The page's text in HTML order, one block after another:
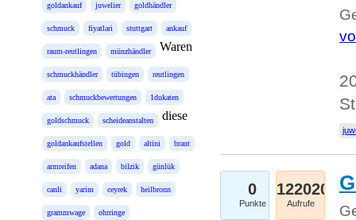
goldankauf juwelier goldhändler
schmuck fiyatlari stuttgart ankauf
raum-reutlingen münzhändler
schmuckhändler tübingen reutlingen
ata schmuckbewertungen 1dukaten
goldschmuck scheideanstalten
goldankaufstellen gold altini braut
armreifen adana bilzik günlük
canli yarim ceyrek heilbronn
grammwage ohrringe
Waren
diese
0
Punkte
122020
Aufrufe